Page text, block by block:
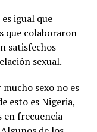
igual que
que colaboraron
satisfechos
sexual.
sexo no es
esto es Nigeria,
en frecuencia